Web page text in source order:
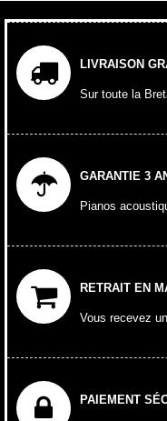
LIVRAISON
Sur toute la
GARANTIE 3
Pianos
RETRAIT EN
Vous recevez
PAIEMENT